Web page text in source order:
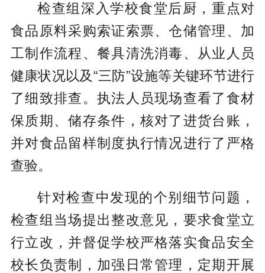
检查组深入学校食堂后厨，重点对
食品原料采购索证索票、仓储管理、加
工制作流程、餐具清洗消毒、从业人员
健康状况以及“三防”设施等关键环节进行
了细致排查。执法人员现场查看了食材
保质期、储存条件，核对了进货台账，
并对食品留样制度执行情况进行了严格
查验。
针对检查中发现的个别细节问题，
检查组当场提出整改意见，要求食堂立
行立改，并督促学校严格落实食品安全
校长负责制，加强日常管理，定期开展